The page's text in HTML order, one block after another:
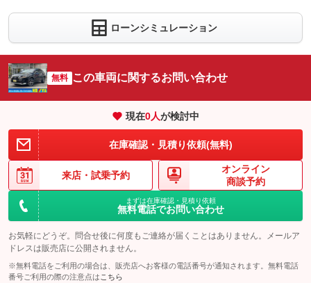
ローンシミュレーション
無料 この車両に関するお問い合わせ
現在0人が検討中
在庫確認・見積り依頼(無料)
来店・ 試乗予約
オンライン
商談予約
まずは在庫確認・見積り依頼
無料電話でお問い合わせ
お気軽にどうぞ。問合せ後に何度もご連絡が届くことはありません。メールア
ドレスは販売店に公開されません。
※無料電話をご利用の場合は、販売店へお客様の電話番号が通知されます。無料電話
番号ご利用の際の注意点は こちら